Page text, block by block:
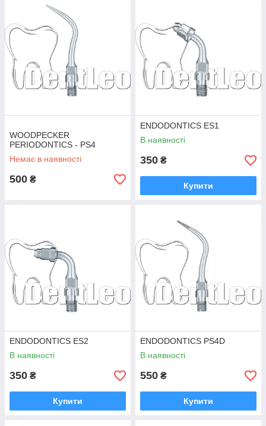
WOODPECKER
PERIODONTICS - PS4
Немає в наявності
500 ₴
ENDODONTICS ES1
В наявності
350 ₴
Купити
ENDODONTICS ES2
В наявності
350 ₴
Купити
ENDODONTICS PS4D
В наявності
550 ₴
Купити